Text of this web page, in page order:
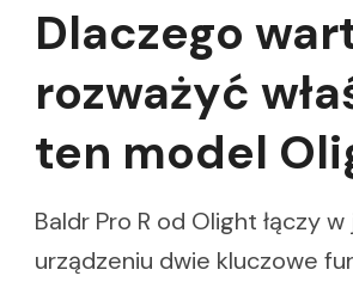
Dlaczego
rozważyć
ten model
Baldr Pro R od Olight łączy
urządzeniu dwie kluczowe